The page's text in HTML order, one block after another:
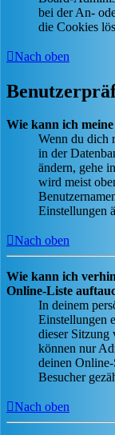
bei der An-
die Cookies
Nach oben
Wie kann ich
Wenn du dich
in der
ändern, gehe
wird meist
Einstellungen
Nach oben
Wie kann ich
Online-Liste
In deinem
Einstellungen
dieser Sitzung
können nur
deinen
Besucher
Nach oben